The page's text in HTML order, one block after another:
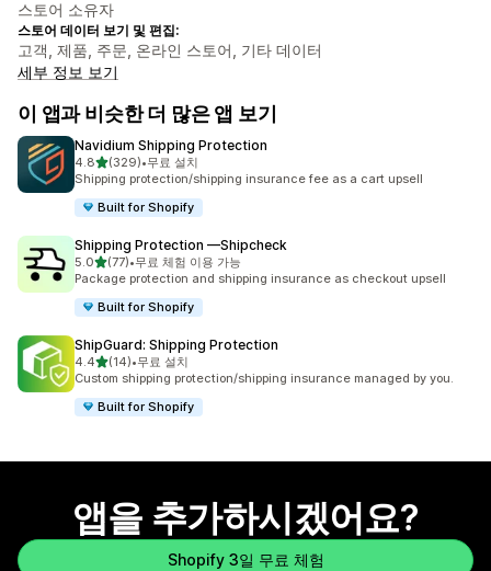
스토어 소유자
스토어 데이터 보기 및 편집:
고객, 제품, 주문, 온라인 스토어, 기타 데이터
세부 정보 보기
이 앱과 비슷한 더 많은 앱 보기
Navidium Shipping Protection
4.8별 5개 중
(329)
총 리뷰 329개
•무료 설치
Shipping protection/shipping insurance fee as a cart upsell
Built for Shopify
Shipping Protection —Shipcheck
5.0별 5개 중
(77)
총 리뷰 77개
•무료 체험 이용 가능
Package protection and shipping insurance as checkout upsell
Built for Shopify
ShipGuard: Shipping Protection
4.4별 5개 중
(14)
총 리뷰 14개
•무료 설치
Custom shipping protection/shipping insurance managed by you.
Built for Shopify
앱을 추가하시겠어요?
Shopify 3일 무료 체험